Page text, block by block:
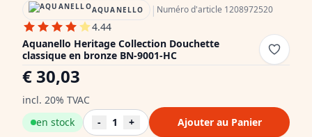
AQUANELLO | Numéro d'article 1208972520
4.44
Aquanello Heritage Collection Douchette
classique en bronze BN-9001-HC
€ 30,03
incl. 20% TVAC
en stock - 1 + Ajouter au Panier